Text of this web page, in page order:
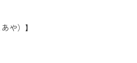
や）】